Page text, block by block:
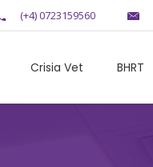
(+4) 0723159560
Crisia Vet BHRT